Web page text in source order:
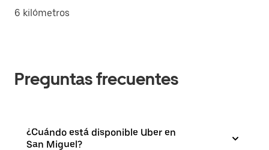
6 kilómetros
Preguntas frecuentes
¿Cuándo está disponible Uber en
San Miguel?